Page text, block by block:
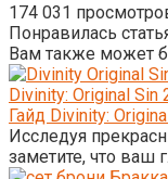
174 031
Понравилась
Вам также может
Divinity: Original Sin
Гайд Divinity:
Исследуя
заметите, что ваш